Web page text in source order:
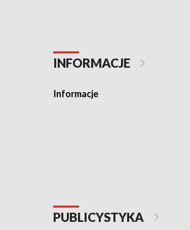
INFORMACJE
PUBLICYSTYKA